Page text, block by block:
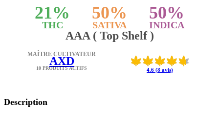
21%
THC
50%
SATIVA
50%
INDICA
AAA ( Top Shelf )
4.6 (8 avis)
MAÎTRE CULTIVATEUR
AXD
10 PRODUITS ACTIFS
Description